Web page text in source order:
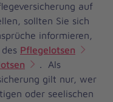
auf
sollten Sie sich
informieren,
Pflegelotsen
. Als
gilt nur, wer
oder seelischen